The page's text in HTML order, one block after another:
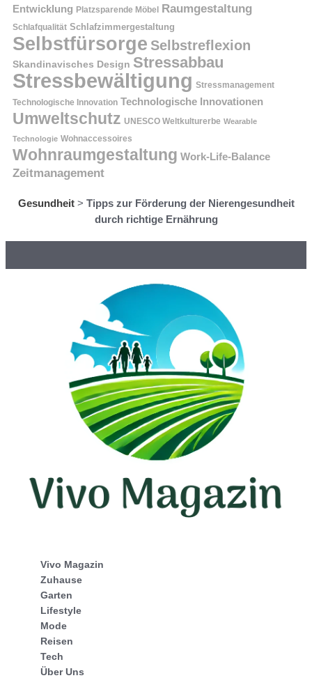
Entwicklung Platzsparende Möbel Raumgestaltung
Schlafqualität Schlafzimmergestaltung
Selbstfürsorge Selbstreflexion
Skandinavisches Design Stressabbau
Stressbewältigung Stressmanagement
Technologische Innovation Technologische Innovationen
Umweltschutz UNESCO Weltkulturerbe Wearable
Technologie Wohnaccessoires
Wohnraumgestaltung Work-Life-Balance
Zeitmanagement
Gesundheit> Tipps zur Förderung der Nierengesundheit
durch richtige Ernährung
Vivo Magazin
Zuhause
Garten
Lifestyle
Mode
Reisen
Tech
Über Uns